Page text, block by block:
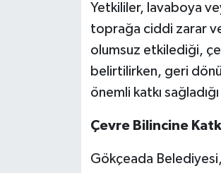
Yetkililer, lavaboya
toprağa ciddi zarar
olumsuz etkilediği,
belirtilirken, geri
önemli katkı
Çevre Bilincine
Gökçeada